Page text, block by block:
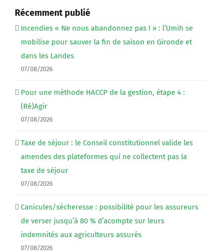
Récemment publié
Incendies « Ne nous abandonnez pas ! » : l’Umih se
mobilise pour sauver la fin de saison en Gironde et
dans les Landes
07/08/2026
Pour une méthode HACCP de la gestion, étape 4 :
(Ré)Agir
07/08/2026
Taxe de séjour : le Conseil constitutionnel valide les
amendes des plateformes qui ne collectent pas la
taxe de séjour
07/08/2026
Canicules/sécheresse : possibilité pour les assureurs
de verser jusqu’à 80 % d’acompte sur leurs
indemnités aux agriculteurs assurés
07/08/2026